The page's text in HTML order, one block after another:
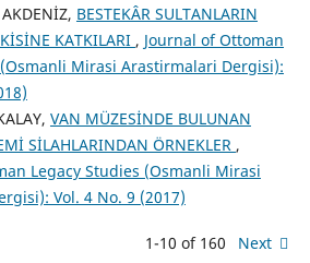
BESTEKÂR SULTANLARIN
KATKILARI , Journal of Ottoman
Mirasi Arastirmalari Dergisi):
VAN MÜZESİNDE BULUNAN
SİLAHLARINDAN ÖRNEKLER ,
Legacy Studies (Osmanli Mirasi
Vol. 4 No. 9 (2017)
1-10 of 160 Next